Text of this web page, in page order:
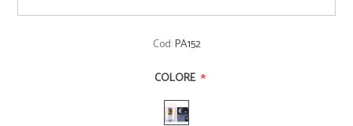
Cod:PA152
COLORE *